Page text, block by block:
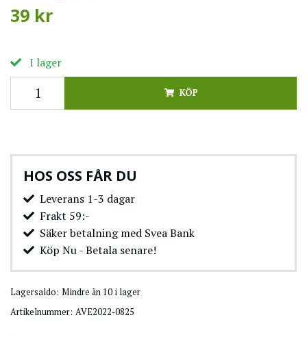
39 kr
I lager
KÖP
HOS OSS FÅR DU
Leverans 1-3 dagar
Frakt 59:-
Säker betalning med Svea Bank
Köp Nu - Betala senare!
Lagersaldo: Mindre än 10 i lager
Artikelnummer: AVE2022-0825